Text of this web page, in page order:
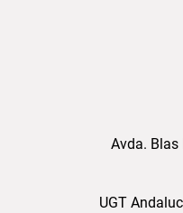
Avda. Blas
UGT